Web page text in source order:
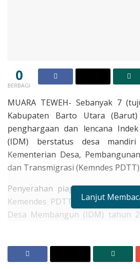
0
BERBAGI
MUARA TEWEH- Sebanyak 7
Kabupaten Barto Utara
penghargaan dan lencana
(IDM) berstatus desa
Kementerian Desa,
dan Transmigrasi (Kemndes PDTT).
Penyerahan piagam
Kemendes PDTT kepada 7
Desa Membangun (IDM) tahun
kegiatan Bimtek dalam rangka
Lanjut